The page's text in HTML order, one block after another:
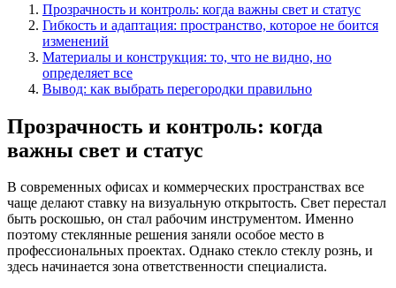
Прозрачность и контроль: когда важны свет и статус
Гибкость и адаптация: пространство, которое не боится
изменений
Материалы и конструкция: то, что не видно, но
определяет все
Вывод: как выбрать перегородки правильно
Прозрачность и контроль: когда
важны свет и статус
В современных офисах и коммерческих пространствах все
чаще делают ставку на визуальную открытость. Свет перестал
быть роскошью, он стал рабочим инструментом. Именно
поэтому стеклянные решения заняли особое место в
профессиональных проектах. Однако стекло стеклу рознь, и
здесь начинается зона ответственности специалиста.